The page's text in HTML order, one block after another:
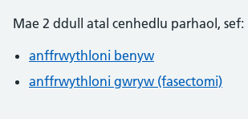
Mae 2 ddull atal cenhedlu parhaol, sef:
anffrwythloni benyw
anffrwythloni gwryw (fasectomi)